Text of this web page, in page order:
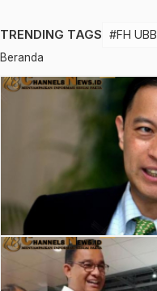
TRENDING TAGS #FH UBB
Beranda